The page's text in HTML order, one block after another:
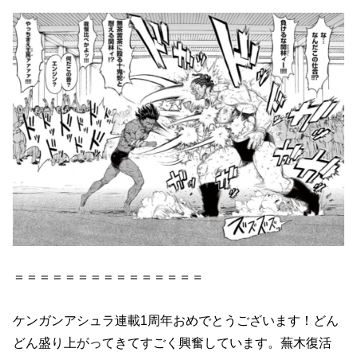
＝＝＝＝＝＝＝＝＝＝＝＝＝＝＝
ケンガンアシュラ連載1周年おめでとうございます！どん
どん盛り上がってきてすごく興奮しています。蕪木復活